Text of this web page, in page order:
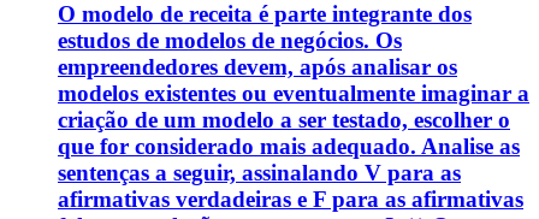
O modelo de receita é parte integrante dos
estudos de modelos de negócios. Os
empreendedores devem, após analisar os
modelos existentes ou eventualmente imaginar a
criação de um modelo a ser testado, escolher o
que for considerado mais adequado. Analise as
sentenças a seguir, assinalando V para as
afirmativas verdadeiras e F para as afirmativas